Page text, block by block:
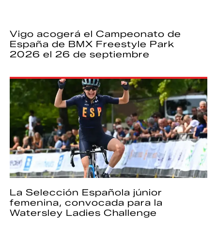
Vigo acogerá el Campeonato de
España de BMX Freestyle Park
2026 el 26 de septiembre
La Selección Española júnior
femenina, convocada para la
Watersley Ladies Challenge